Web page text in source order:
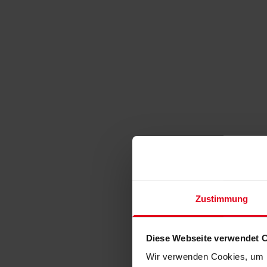
Zustimmung
Diese Webseite verwendet
Wir verwenden Cookies,